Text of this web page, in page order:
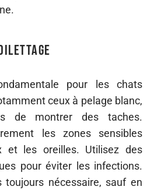
pour les chats
ceux à pelage blanc,
de montrer des taches.
les zones sensibles
et les oreilles. Utilisez des
pour éviter les infections.
toujours nécessaire, sauf en